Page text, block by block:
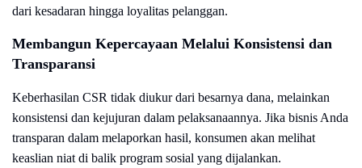
dari kesadaran hingga loyalitas pelanggan.
Membangun Kepercayaan Melalui Konsistensi dan
Transparansi
Keberhasilan CSR tidak diukur dari besarnya dana, melainkan
konsistensi dan kejujuran dalam pelaksanaannya. Jika bisnis Anda
transparan dalam melaporkan hasil, konsumen akan melihat
keaslian niat di balik program sosial yang dijalankan.